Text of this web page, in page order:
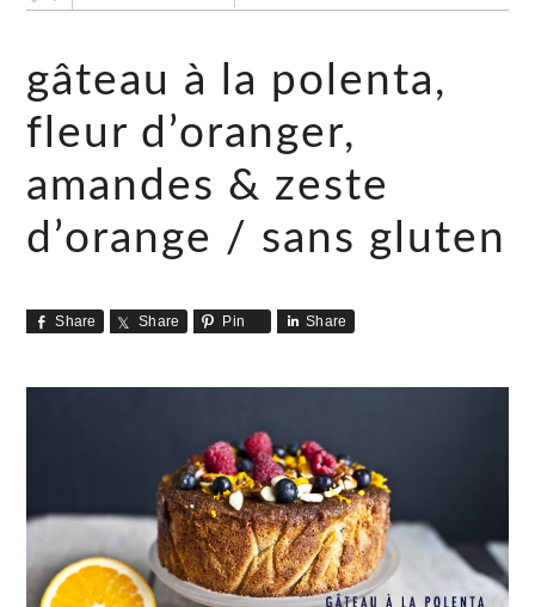
gâteau à la polenta,
fleur d’oranger,
amandes & zeste
d’orange / sans gluten
Share Share Pin Share